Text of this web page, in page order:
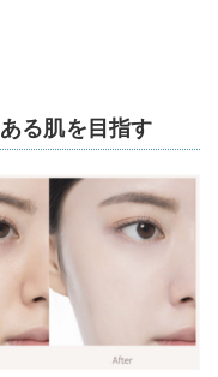
る肌を目指す